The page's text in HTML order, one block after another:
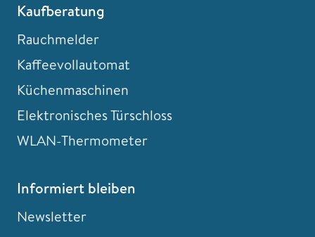
Kaufberatung
Rauchmelder
Kaffeevollautomat
Küchenmaschinen
Elektronisches Türschloss
WLAN-Thermometer
Informiert bleiben
Newsletter